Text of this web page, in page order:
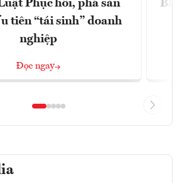
Phục hồi, phá sản
tiên “tái sinh” doanh
nghiệp
Đọc ngay